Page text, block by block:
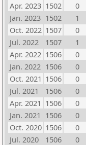
Apr. 2023 1502 0
Jan. 2023 1502 1
Oct. 2022 1507 0
Jul. 2022
1507 1
Apr. 2022 1506 0
Jan. 2022 1506 0
Oct. 2021 1506 0
Jul. 2021
1506 0
Apr. 2021 1506 0
Jan. 2021 1506 0
Oct. 2020 1506 0
Jul. 2020
1506 0